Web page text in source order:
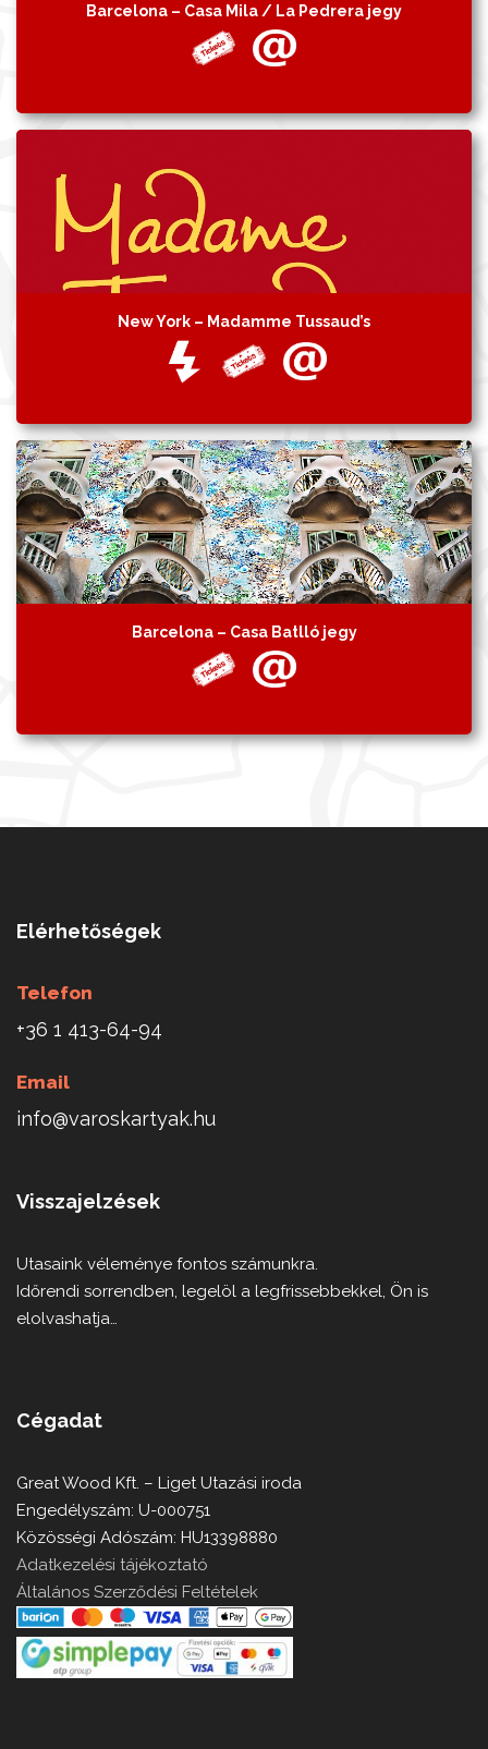
Barcelona – Casa Mila / La Pedrera jegy
New York – Madamme Tussaud’s
Barcelona – Casa Batlló jegy
Elérhetőségek
Telefon
+36 1 413-64-94
Email
info@varoskartyak.hu
Visszajelzések
Utasaink véleménye fontos számunkra.
Időrendi sorrendben, legelöl a legfrissebbekkel, Ön is
elolvashatja…
Cégadat
Great Wood Kft. – Liget Utazási iroda
Engedélyszám: U-000751
Közösségi Adószám: HU13398880
Adatkezelési tájékoztató
Általános Szerződési Feltételek